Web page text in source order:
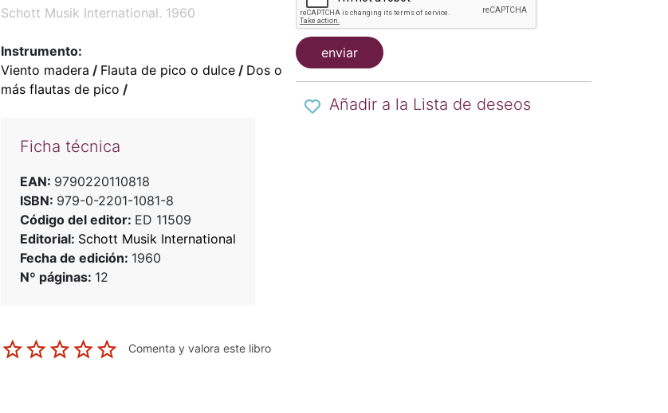
Schott Musik International. 1960
Instrumento:
Viento madera / Flauta de pico o dulce/ Dos o
más flautas de pico /
Ficha técnica
EAN: 9790220110818
ISBN: 979-0-2201-1081-8
Código del editor: ED 11509
Editorial: Schott Musik International
Fecha de edición: 1960
Nº páginas: 12
Comenta y valora este libro
enviar
Añadir a la Lista de deseos